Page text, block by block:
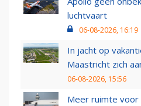
luchtvaart
06-08-2026, 16:19
In jacht op
Maastricht zich
06-08-2026, 15:56
Meer ruimte